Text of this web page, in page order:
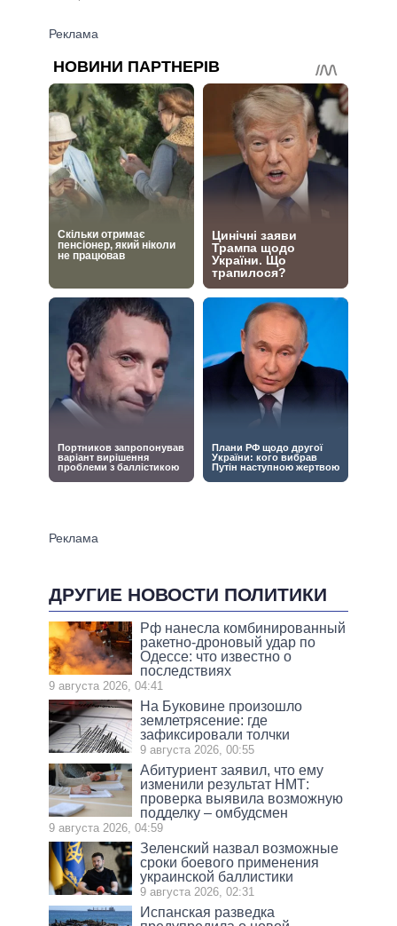
ДРУГИЕ НОВОСТИ ПОЛИТИКИ
Рф нанесла комбинированный
ракетно-дроновый удар по
Одессе: что известно о
последствиях
9 августа 2026, 04:41
На Буковине произошло
землетрясение: где
зафиксировали толчки
9 августа 2026, 00:55
Абитуриент заявил, что ему
изменили результат НМТ:
проверка выявила возможную
подделку – омбудсмен
9 августа 2026, 04:59
Зеленский назвал возможные
сроки боевого применения
украинской баллистики
9 августа 2026, 02:31
Испанская разведка